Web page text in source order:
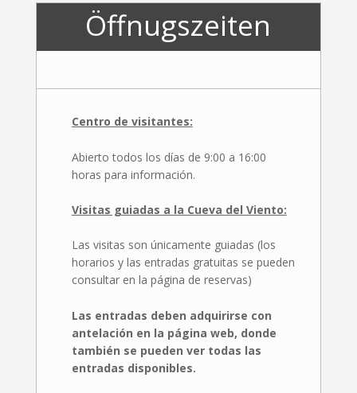
Öffnugszeiten
Centro de visitantes:
Abierto todos los días de 9:00 a 16:00
horas para información.
Visitas guiadas a la Cueva del Viento:
Las visitas son únicamente guiadas (los
horarios y las entradas gratuitas se pueden
consultar en la página de reservas)
Las entradas deben adquirirse con
antelación en la página web, donde
también se pueden ver todas las
entradas disponibles.